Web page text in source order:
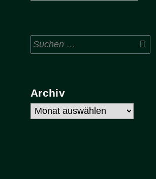
Suchen
nach:
Archiv
Archiv